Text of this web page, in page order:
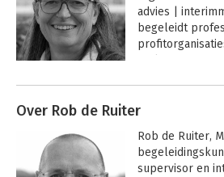
Sari is voorzitter
Executive
het boek 7
Bekijk alle boeken
het gebied van
Annejet is
Coaching en
www.jetting.nl |
7 Perspectives on
Leadership
advies |
begeleidt
Auteur van 7
coaching.
Eussen
Over Rob de Ruiter
Rob de Ruiter,
supervisor en